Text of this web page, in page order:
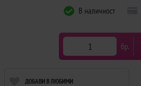
В наличност
бр.
ДОБАВИ В ЛЮБИМИ